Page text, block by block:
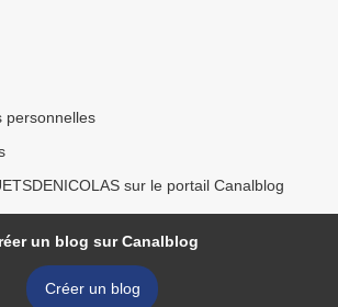
personnelles
sur le portail Canalblog
un blog sur Canalblog
Créer un blog